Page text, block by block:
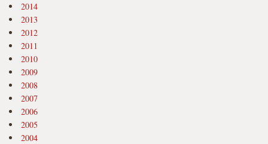
2014
2013
2012
2011
2010
2009
2008
2007
2006
2005
2004